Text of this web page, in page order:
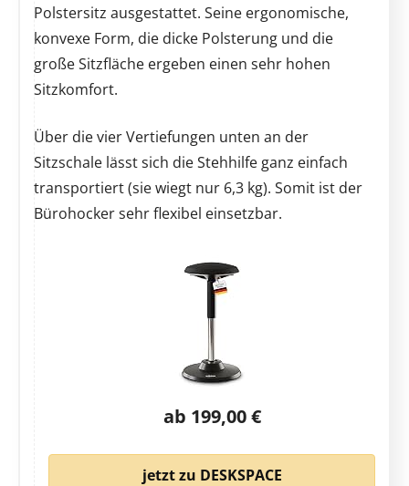
Polstersitz ausgestattet. Seine ergonomische,
konvexe Form, die dicke Polsterung und die
große Sitzfläche ergeben einen sehr hohen
Sitzkomfort.
Über die vier Vertiefungen unten an der
Sitzschale lässt sich die Stehhilfe ganz einfach
transportiert (sie wiegt nur 6,3 kg). Somit ist der
Bürohocker sehr flexibel einsetzbar.
ab 199,00 €
jetzt zu DESKSPACE